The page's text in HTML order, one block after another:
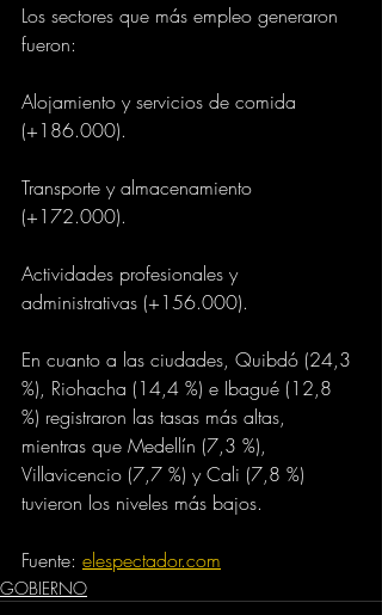
Los sectores que más empleo generaron
fueron:
Alojamiento y servicios de comida
(+186.000).
Transporte y almacenamiento
(+172.000).
Actividades profesionales y
administrativas (+156.000).
En cuanto a las ciudades, Quibdó (24,3
%), Riohacha (14,4 %) e Ibagué (12,8
%) registraron las tasas más altas,
mientras que Medellín (7,3 %),
Villavicencio (7,7 %) y Cali (7,8 %)
tuvieron los niveles más bajos.
Fuente: elespectador.com
GOBIERNO